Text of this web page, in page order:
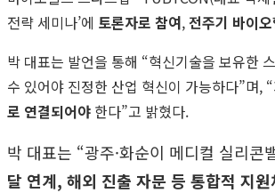
전략 세미나’에 토론자로 참여, 전주기 바이
박 대표는 발언을 통해 “혁신기술을 보유한
수 있어야 진정한 산업 혁신이 가능하다”며,
로 연결되어야 한다”고 밝혔다.
박 대표는 “광주·화순이 메디컬 실리
달 연계, 해외 진출 자문 등 통합적 지원